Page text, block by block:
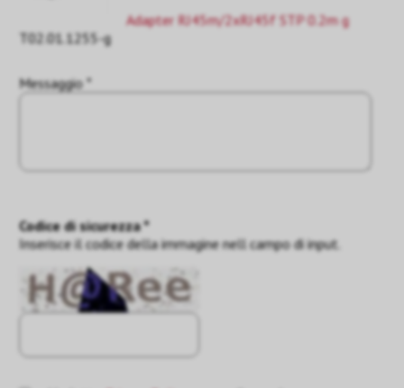
Adapter RJ45m/2xRJ45f STP 0.2m g
T02.01.1255-g
Messaggio *
Codice di sicurezza *
Inserisce il codice della immagine nell campo di input.